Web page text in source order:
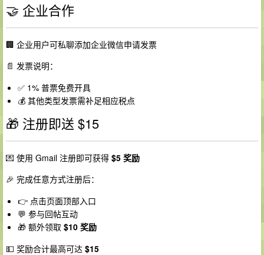
🤝 企业合作
🏢 企业用户可私聊添加企业微信申请发票
📄 发票说明：
✅ 1% 普票免费开具
💰 其他类型发票需补足相应税点
🎁 注册即送 $15
💌 使用 Gmail 注册即可获得 $5 奖励
🎉 完成任意方式注册后：
👉 点击页面顶部入口
💬 参与回帖互动
🎁 额外领取 $10 奖励
💵 奖励合计最高可达 $15